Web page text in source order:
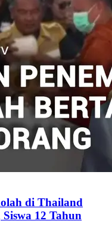
di Thailand
12 Tahun